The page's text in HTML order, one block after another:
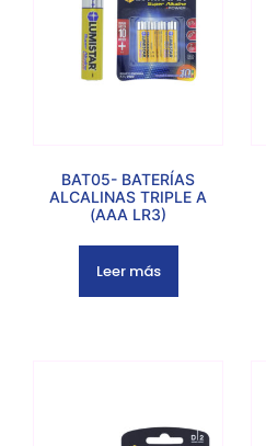
BAT05- BATERÍAS
ALCALINAS TRIPLE A
(AAA LR3)
Leer más